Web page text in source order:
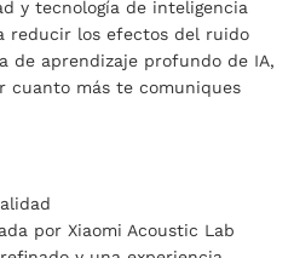
y tecnología de inteligencia
reducir los efectos del ruido
de aprendizaje profundo de IA,
cuanto más te comuniques
por Xiaomi Acoustic Lab